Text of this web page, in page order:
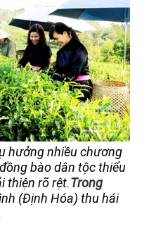
hưởng nhiều chương
bào dân tộc thiểu
thiện rõ rệt.Trong
(Định Hóa) thu hái